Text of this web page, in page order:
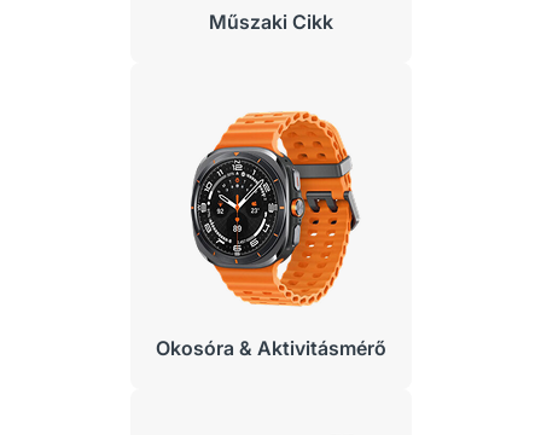
Műszaki Cikk
Okosóra & Aktivitásmérő